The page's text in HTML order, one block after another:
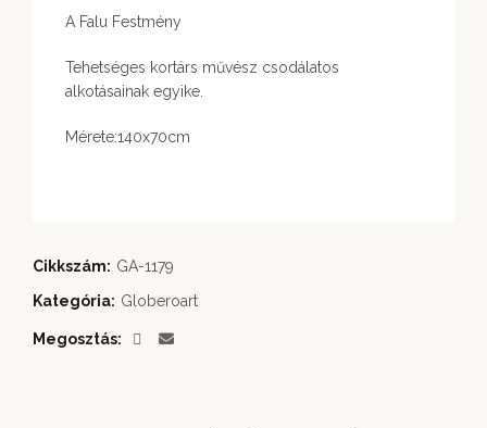
A Falu Festmény
Tehetséges kortárs művész csodálatos
alkotásainak egyike.
Mérete:140x70cm
Cikkszám: GA-1179
Kategória: Globeroart
Megosztás